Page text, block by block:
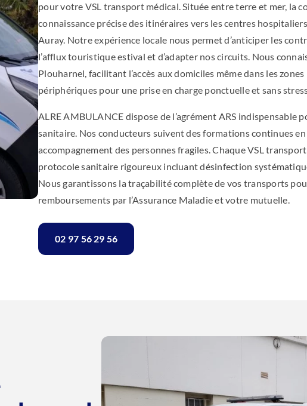
pour votre VSL transport médical. Située entre terre et mer, la
connaissance précise des itinéraires vers les centres
Auray. Notre expérience locale nous permet d’anticiper les
l’afflux touristique estival et d’adapter nos circuits. Nous
Plouharnel, facilitant l’accès aux domiciles même dans les
périphériques pour une prise en charge ponctuelle et sans
ALRE AMBULANCE dispose de l’agrément ARS indispensable
sanitaire. Nos conducteurs suivent des formations continues
accompagnement des personnes fragiles. Chaque VSL
protocole sanitaire rigoureux incluant désinfection
Nous garantissons la traçabilité complète de vos transports
remboursements par l’Assurance Maladie et votre mutuelle.
02 97 56 29 56